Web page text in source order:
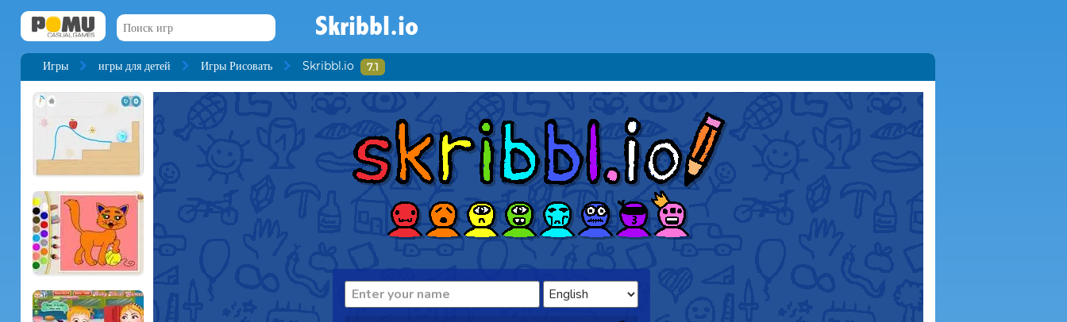
Skribbl.io
Игры игры для детей Игры Рисовать Skribbl.io 7.1